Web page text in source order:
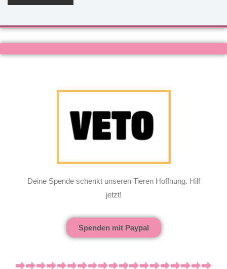
Deine Spende schenkt unseren Tieren Hoffnung. Hilf
jetzt!
Spenden mit Paypal